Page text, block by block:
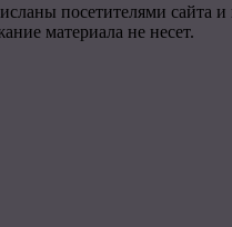
посетителями сайта и
материала не несет.